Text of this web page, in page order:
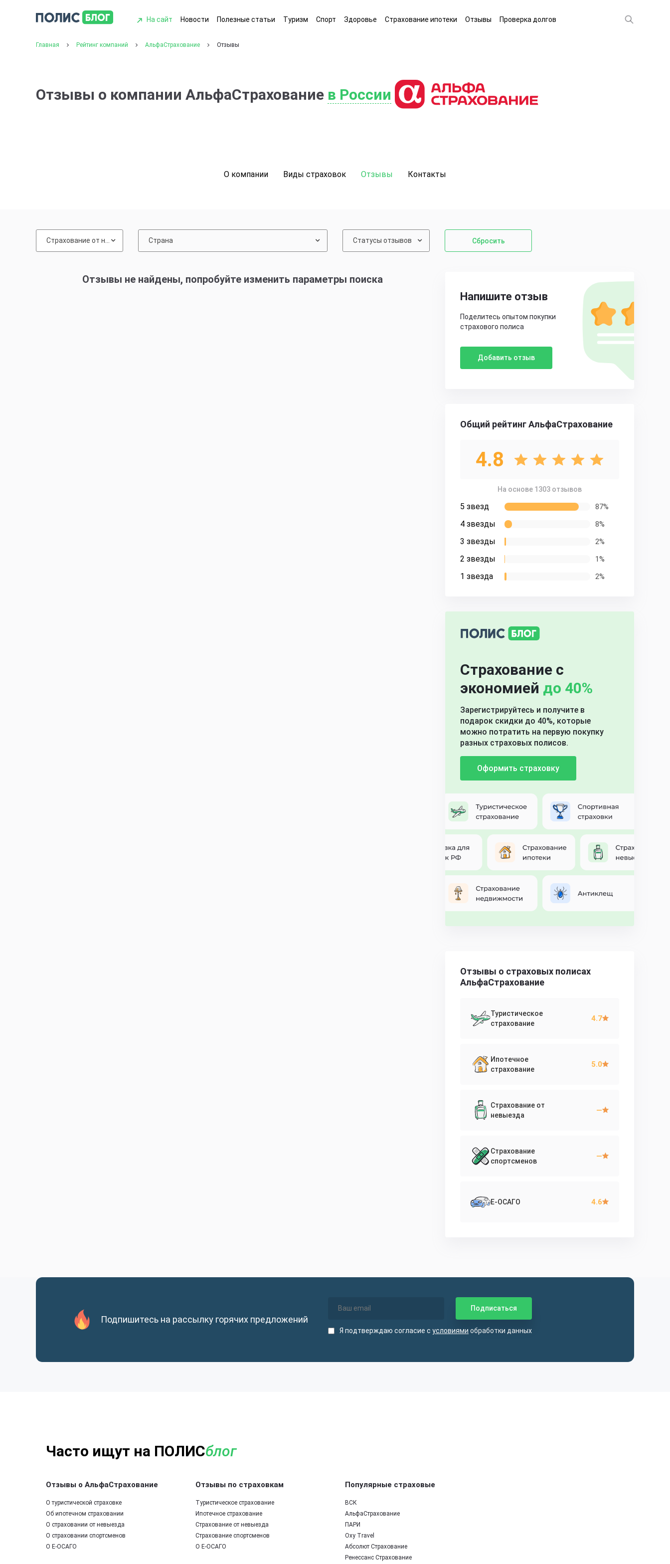
На сайт Новости Полезные статьи Туризм Спорт Здоровье Страхование ипотеки Отзывы Проверка долгов
Главная Рейтинг компаний АльфаСтрахование Отзывы
Отзывы о компании АльфаСтрахование в России
О компании Виды страховок Отзывы Контакты
Страна Статусы отзывов Сбросить
Отзывы не найдены, попробуйте изменить параметры поиска
Напишите отзыв
Поделитесь опытом покупки
страхового полиса
Добавить отзыв
Общий рейтинг АльфаСтрахование
4.8
На основе 1303 отзывов
5 звезд 87%
4 звезды 8%
3 звезды 2%
2 звезды 1%
1 звезда 2%
Страхование с
экономией до 40%
Зарегистрируйтесь и получите в
подарок скидки до 40%, которые
можно потратить на первую покупку
разных страховых полисов.
Оформить страховку
Отзывы о страховых полисах
АльфаСтрахование
Туристическое
страхование
4.7
Ипотечное
страхование
5.0
Страхование от
невыезда
—
Страхование
спортсменов
—
Е-ОСАГО 4.6
Подпишитесь на рассылку горячих предложений
Я подтверждаю согласие с условиями обработки данных
Часто ищут на ПОЛИСблог
Отзывы о АльфаСтрахование
О туристической страховке
Об ипотечном страховании
О страховании от невыезда
О страховании спортсменов
О Е-ОСАГО
Отзывы по страховкам
Туристическое страхование
Ипотечное страхование
Страхование от невыезда
Страхование спортсменов
О Е-ОСАГО
Популярные страховые
ВСК
АльфаСтрахование
ПАРИ
Oxy Travel
Абсолют Страхование
Ренессанс Страхование